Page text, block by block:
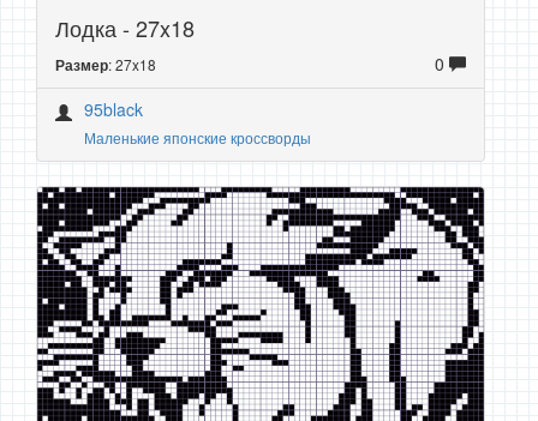
Лодка - 27x18
Размер: 27x18
0
95black
Маленькие японские кроссворды